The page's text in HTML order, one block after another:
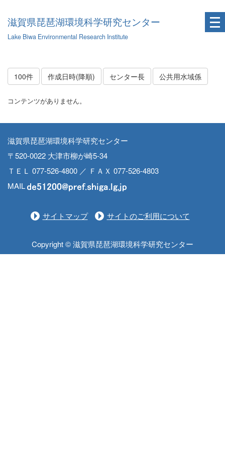
滋賀県琵琶湖環境科学研究センター
Lake Biwa Environmental Research Institute
100件 作成日時(降順) センター長 公共用水域係
コンテンツがありません。
滋賀県琵琶湖環境科学研究センター
〒520-0022 大津市柳が崎5-34
ＴＥＬ 077-526-4800 ／ ＦＡＸ 077-526-4803
MAIL
サイトマップ サイトのご利用について
Copyright © 滋賀県琵琶湖環境科学研究センター